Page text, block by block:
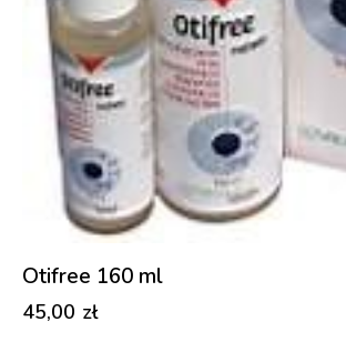
Otifree 160 ml
45,00 zł